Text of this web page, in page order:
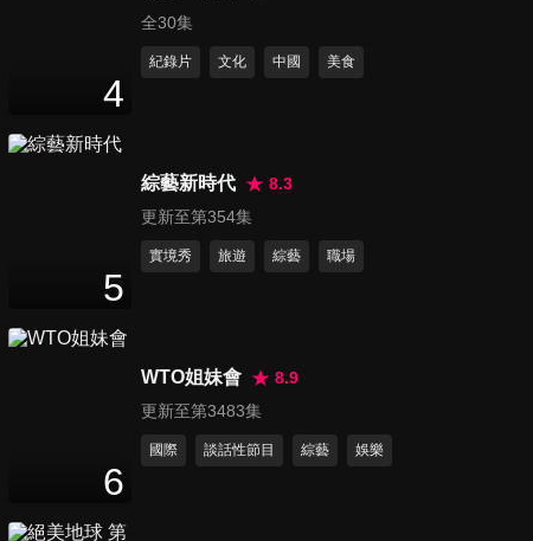
第76集 靠北路人！惹火媽媽只
要一秒？！
分好壞？！
第78集 選錯才藝班！媽媽花錢
4
全30集
紀錄片 文化 中國 美食
5
綜藝新時代
8.3
更新至第354集
實境秀 旅遊 綜藝 職場
6
WTO姐妹會
8.9
更新至第3483集
國際 談話性節目 綜藝 娛樂